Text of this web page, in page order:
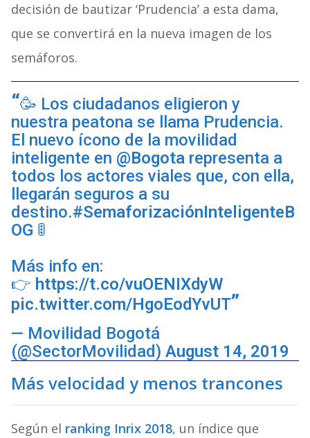
decisión de bautizar ‘Prudencia’ a esta dama,
que se convertirá en la nueva imagen de los
semáforos.
🥳 Los ciudadanos eligieron y
nuestra peatona se llama Prudencia.
El nuevo ícono de la movilidad
inteligente en @Bogotarepresenta a
todos los actores viales que, con ella,
llegarán seguros a su
destino.#SemaforizaciónInteligenteB
OG 🚦
Más info en:
👉 https://t.co/vuOENIXdyW
pic.twitter.com/HgoEodYvUT
— Movilidad Bogotá
(@SectorMovilidad) August 14, 2019
Más velocidad y menos trancones
Según el ranking Inrix 2018, un índice que